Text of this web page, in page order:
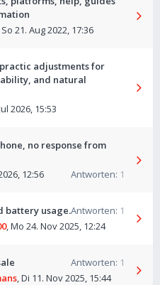
So 21. Aug 2022, 17:36
adjustments for
and natural
2026, 15:53
no response from
Antworten: 1
12:56
battery usage.Antworten: 1
,Mo 24. Nov 2025, 12:24
Antworten: 1
,Di 11. Nov 2025, 15:44